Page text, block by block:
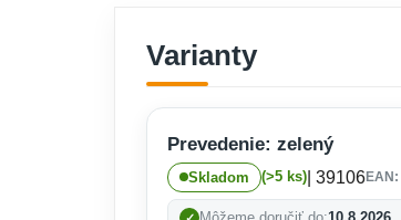
Varianty
Prevedenie: zelený
Skladom (>5 ks) | 39106EAN: